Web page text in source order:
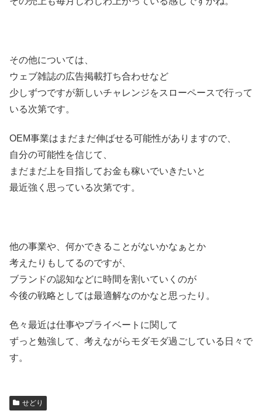
その他については、
ウェブ雑誌の広告掲載打ち合わせなど
少しずつですが新しいチャレンジをスローペースで行って
いる次第です。
OEM事業はまだまだ伸ばせる可能性がありますので、
自分の可能性を信じて、
まだまだ上を目指してお金も稼いでいきたいと
最近強く思っている次第です。
他の事業や、何かできることがないかなぁとか
考えたりもしてるのですが、
ブランドの認知などに時間を割いていくのが
今後の戦略としては最適解なのかなと思ったり。
色々最近は仕事やプライベートに関して
ずっと勉強して、考えながらモダモダ過ごしている日々で
す。
せどり